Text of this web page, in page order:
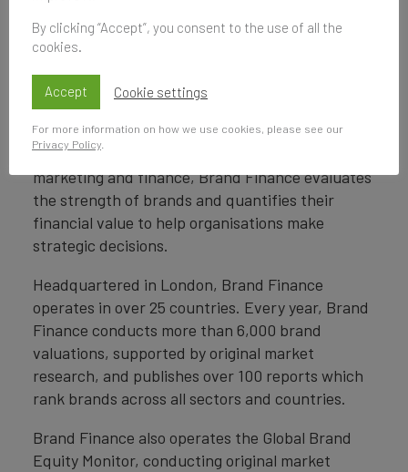
About Brand Finance
Brand Financeis the world’s leading brand
valuation consultancy. Bridging the gap between
marketing and finance, Brand Finance evaluates
the strength of brands and quantifies their
financial value to help organisations make
strategic decisions.
Headquartered in London, Brand Finance
operates in over 25 countries. Every year, Brand
Finance conducts more than 6,000 brand
valuations, supported by original market
research, and publishes over 100 reports which
rank brands across all sectors and countries.
Brand Finance also operates the Global Brand
Equity Monitor, conducting original market
By clicking “Accept”, you consent to the use of all the
cookies.
Accept Cookie settings
For more information on how we use cookies, please see our
Privacy Policy